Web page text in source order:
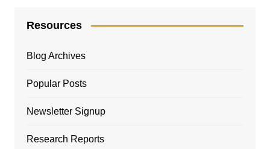
Resources
Blog Archives
Popular Posts
Newsletter Signup
Research Reports